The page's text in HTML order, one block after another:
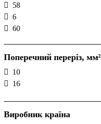
58
6
60
Поперечний переріз, мм²
10
16
Виробник країна